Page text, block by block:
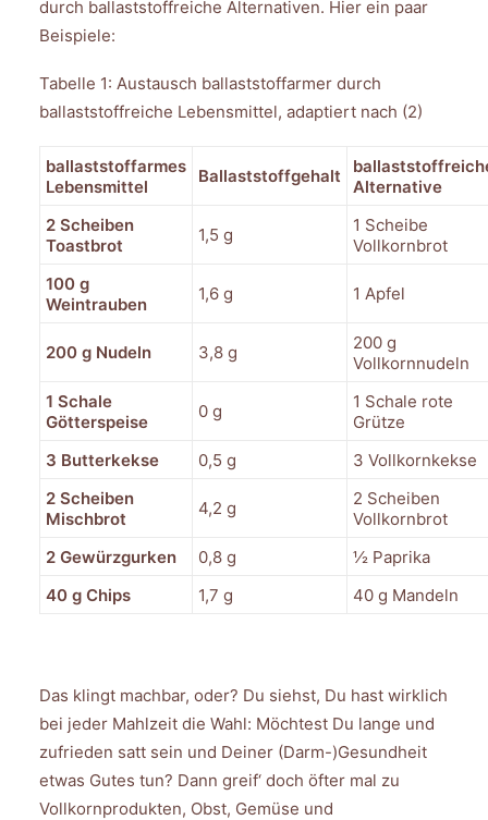
durch ballaststoffreiche Alternativen. Hier ein paar
Beispiele:
Tabelle 1: Austausch ballaststoffarmer durch
ballaststoffreiche Lebensmittel, adaptiert nach (2)
ballaststoffarmes
Lebensmittel
Ballaststoffgehalt
Alternative
2 Scheiben
Toastbrot
1,5 g
1 Scheibe
Vollkornbrot
100 g
Weintrauben
1,6 g 1 Apfel
200 g Nudeln 3,8 g
200 g
Vollkornnudeln
1 Schale
Götterspeise
0 g
1 Schale rote
Grütze
3 Butterkekse
0,5 g
3 Vollkornkekse
2 Scheiben
Mischbrot
4,2 g
2 Scheiben
Vollkornbrot
2 Gewürzgurken
0,8 g
½ Paprika
40 g Chips
1,7 g 40 g Mandeln
Das klingt machbar, oder? Du siehst, Du hast wirklich
bei jeder Mahlzeit die Wahl: Möchtest Du lange und
zufrieden satt sein und Deiner (Darm-)Gesundheit
etwas Gutes tun? Dann greif‘ doch öfter mal zu
Vollkornprodukten, Obst, Gemüse und